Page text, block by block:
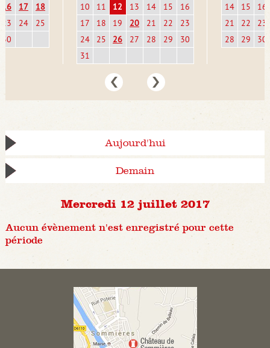
16
17
18
23
24
25
30
10
11 12 13 14 15
16
17
18 19 20 21 22
23
24
25 26 27 28 29
30
31
14
15
16
21
22
23
28
29 30
Aujourd'hui
Demain
Mercredi 12 juillet 2017
Aucun évènement n'est enregistré pour cette
période